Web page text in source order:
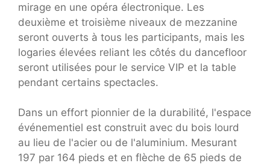
mirage en une opéra électronique. Les
deuxième et troisième niveaux de mezzanine
seront ouverts à tous les participants, mais les
logaries élevées reliant les côtés du dancefloor
seront utilisées pour le service VIP et la table
pendant certains spectacles.
Dans un effort pionnier de la durabilité, l'espace
événementiel est construit avec du bois lourd
au lieu de l'acier ou de l'aluminium. Mesurant
197 par 164 pieds et en flèche de 65 pieds de